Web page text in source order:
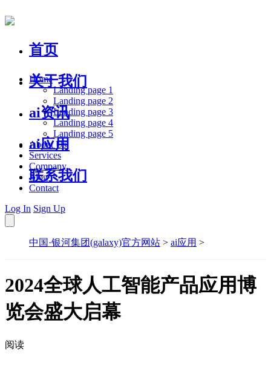
首页
关于我们
ai资讯
ai应用
联系我们
Home
Landing page 1
Landing page 2
Landing page 3
Landing page 4
Landing page 5
About Us
Services
Company
Blog
Contact
Log In Sign Up
中国·银河集团(galaxy)官方网站 > ai应用 >
2024全球人工智能产品应用博
览会盛大启幕
阅读